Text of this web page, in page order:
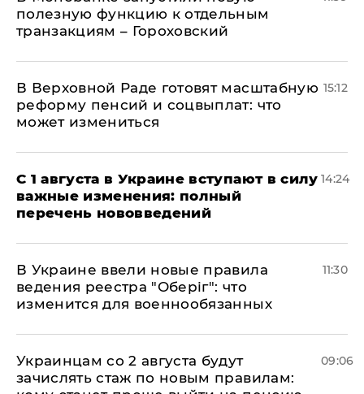
полезную функцию к отдельным
транзакциям – Гороховский
В Верховной Раде готовят масштабную
реформу пенсий и соцвыплат: что
может измениться
15:12
С 1 августа в Украине вступают в силу
важные изменения: полный
перечень нововведений
14:24
В Украине ввели новые правила
ведения реестра "Оберіг": что
изменится для военнообязанных
11:30
Украинцам со 2 августа будут
зачислять стаж по новым правилам:
09:06